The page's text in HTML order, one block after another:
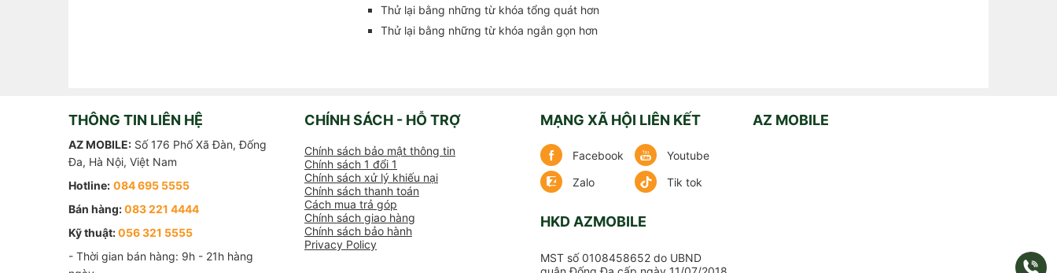
Thử lại bằng những từ khóa tổng quát hơn
Thử lại bằng những từ khóa ngắn gọn hơn
THÔNG TIN LIÊN HỆ
AZ MOBILE: Số 176 Phố Xã Đàn, Đống
Đa, Hà Nội, Việt Nam
Hotline: 084 695 5555
Bán hàng:083 221 4444
Kỹ thuật:056 321 5555
- Thời gian bán hàng: 9h - 21h hàng
CHÍNH SÁCH - HỖ TRỢ
Chính sách bảo mật thông tin
Chính sách 1 đổi 1
Chính sách xử lý khiếu nại
Chính sách thanh toán
Cách mua trả góp
Chính sách giao hàng
Chính sách bảo hành
Privacy Policy
MẠNG XÃ HỘI LIÊN KẾT
Facebook
Youtube
Zalo
Tik tok
HKD AZMOBILE
MST số 0108458652 do UBND
AZ MOBILE